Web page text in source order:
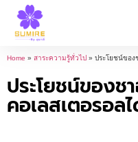
Home » สาระความรู้ทั่วไป » ประโยชน์ของ
ประโยชน์ของ
คอเลสเตอรอล